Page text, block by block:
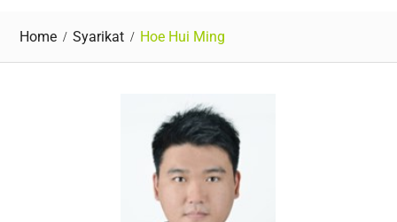
Home Syarikat Hoe Hui Ming